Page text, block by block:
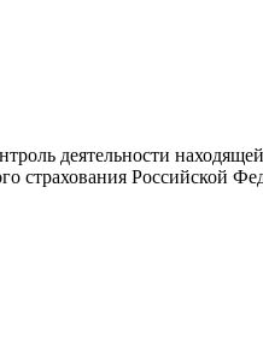
деятельности
страхования Российской